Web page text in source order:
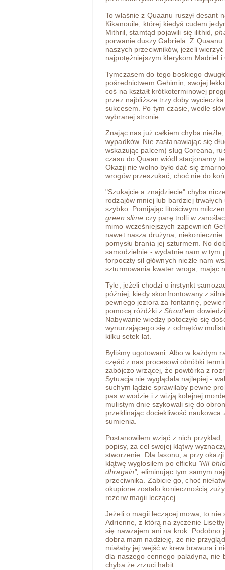
To właśnie z Quaanu ruszył desant
Kikanouile, której kiedyś cudem
Mithril, stamtąd pojawili się ilithid,
porwanie duszy Gabriela. Z
naszych przeciwników, jeżeli
najpotężniejszym klerykom Madriel i
Tymczasem do tego boskiego
pośrednictwem Gehimin, swojej
coś na kształt krótkoterminowej
przez najbliższe trzy doby
sukcesem. Po tym czasie, wedle
wybranej stronie.
Znając nas już całkiem chyba
wypadków. Nie zastanawiając się
wskazując palcem) sług Coreana,
czasu do Quaan wiódł stacjonarny
Okazji nie wolno było dać się
wrogów przeszukać, choć nie do
"Szukajcie a znajdziecie" chyba
rodzajów mniej lub bardziej
szybko. Pomijając litościwym
green slime czy parę trolli w
mimo wcześniejszych zapewnień
nawet nasza drużyna,
pomysłu brania jej szturmem. No
samodzielnie - wydatnie nam w tym
forpoczty sił głównych nieźle nam
szturmowania kwater wroga, mając
Tyle, jeżeli chodzi o instynkt
później, kiedy skonfrontowany z
pewnego jeziora za fontannę,
pomocą różdżki zShout'em
Nabywanie wiedzy potoczyło się
wynurzającego się z odmętów
kilku setek lat.
Byliśmy ugotowani. Albo w każdym
część z nas procesowi obróbki
zabójczo wrzącej, że powtórka z
Sytuacja nie wyglądała najlepiej -
suchym lądzie sprawiłaby pewne
pas w wodzie i z wizją kolejnej
mulistym dnie szykowali się do
przeklinając dociekliwość
sumienia.
Postanowiłem wziąć z nich
popisy, za cel swojej klątwy
stworzenie. Dla fasonu, a przy
klątwę wygłosiłem po elficku "Níl
dhragain", eliminując tym samym
przeciwnika. Zabicie go, choć
okupione zostało koniecznością
rezerw magii leczącej.
Jeżeli o magii leczącej mowa, to
Adrienne, z którą na życzenie
się nawzajem ani na krok. Podobno
dobra mam nadzieję, że nie
miałaby jej wejść w krew brawura i
dla naszego cennego paladyna, nie
chyba że zrzuci habit...